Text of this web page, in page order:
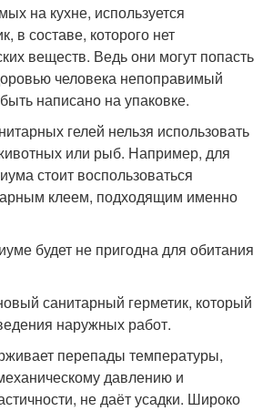
на кухне, используется
в составе, которого нет
веществ. Ведь они могут попасть
человека непоправимый
написано на упаковке.
гелей нельзя использовать
или рыб. Например, для
стоит воспользоваться
клеем, подходящим именно
будет не пригодна для обитания
санитарный герметик, который
наружных работ.
перепады температуры,
давлению и
не даёт усадки. Широко